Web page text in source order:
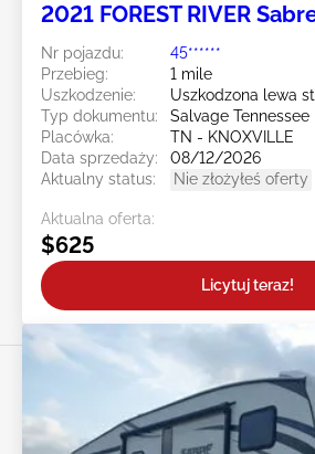
2021 FOREST RIVER
Nr pojazdu:
45******
Przebieg:
1 mile
Uszkodzenie:
Uszkodzona lewa
Typ dokumentu:
Salvage Tennessee
Placówka:
TN - KNOXVILLE
Data sprzedaży:
08/12/2026
Aktualny status:
Nie złożyłeś oferty
Aktualna oferta:
$625
Licytuj teraz!